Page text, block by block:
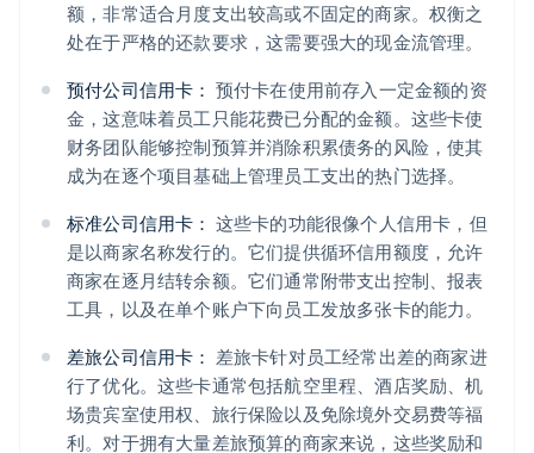
额，非常适合月度支出较高或不固定的商家。权衡之
处在于严格的还款要求，这需要强大的现金流管理。
预付公司信用卡： 预付卡在使用前存入一定金额的资
金，这意味着员工只能花费已分配的金额。这些卡使
财务团队能够控制预算并消除积累债务的风险，使其
成为在逐个项目基础上管理员工支出的热门选择。
标准公司信用卡： 这些卡的功能很像个人信用卡，但
是以商家名称发行的。它们提供循环信用额度，允许
商家在逐月结转余额。它们通常附带支出控制、报表
工具，以及在单个账户下向员工发放多张卡的能力。
差旅公司信用卡： 差旅卡针对员工经常出差的商家进
行了优化。这些卡通常包括航空里程、酒店奖励、机
场贵宾室使用权、旅行保险以及免除境外交易费等福
利。对于拥有大量差旅预算的商家来说，这些奖励和